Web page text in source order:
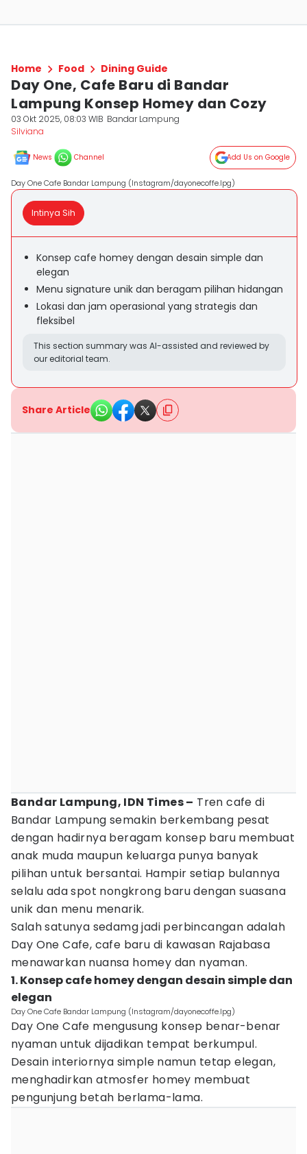
Home Food Dining Guide
Day One, Cafe Baru di Bandar
Lampung Konsep Homey dan Cozy
03 Okt 2025, 08:03 WIB Bandar Lampung
Silviana
News Channel Add Us on Google
Day One Cafe Bandar Lampung (Instagram/dayonecoffe.lpg)
Intinya Sih
Konsep cafe homey dengan desain simple dan
elegan
Menu signature unik dan beragam pilihan hidangan
Lokasi dan jam operasional yang strategis dan
fleksibel
This section summary was AI-assisted and reviewed by
our editorial team.
Share Article
Bandar Lampung, IDN Times – Tren cafe di
Bandar Lampung semakin berkembang pesat
dengan hadirnya beragam konsep baru membuat
anak muda maupun keluarga punya banyak
pilihan untuk bersantai. Hampir setiap bulannya
selalu ada spot nongkrong baru dengan suasana
unik dan menu menarik.
Salah satunya sedamg jadi perbincangan adalah
Day One Cafe, cafe baru di kawasan Rajabasa
menawarkan nuansa homey dan nyaman.
1. Konsep cafe homey dengan desain simple dan
elegan
Day One Cafe Bandar Lampung (Instagram/dayonecoffe.lpg)
Day One Cafe mengusung konsep benar-benar
nyaman untuk dijadikan tempat berkumpul.
Desain interiornya simple namun tetap elegan,
menghadirkan atmosfer homey membuat
pengunjung betah berlama-lama.